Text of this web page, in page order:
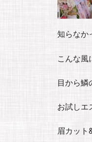
知らなか
こんな風
目から鱗
お試しエ
眉カット